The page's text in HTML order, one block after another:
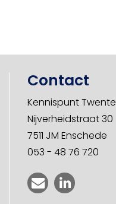
Contact
Kennispunt Twente
Nijverheidstraat 30
7511 JM Enschede
053 - 48 76 720